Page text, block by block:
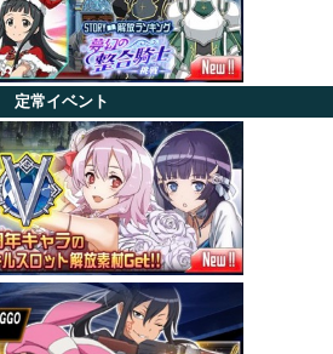
定常イベント